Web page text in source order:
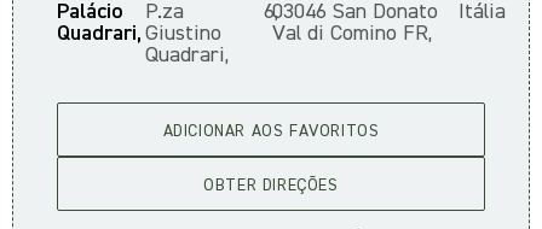
Palácio
Quadrari,
P.za
Giustino
Quadrari,
6,03046 San Donato
Val di Comino FR,
Itália
ADICIONAR AOS FAVORITOS
OBTER DIREÇÕES